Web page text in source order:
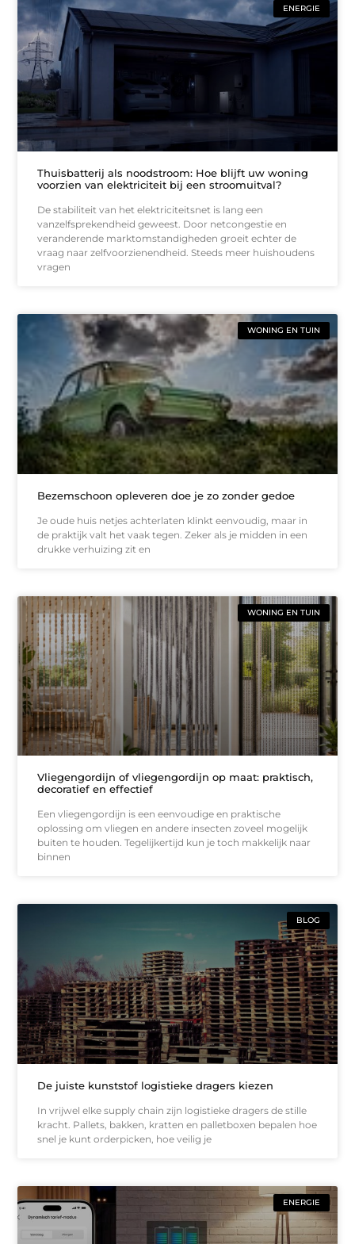
ENERGIE
Thuisbatterij als noodstroom: Hoe blijft uw woning
voorzien van elektriciteit bij een stroomuitval?
De stabiliteit van het elektriciteitsnet is lang een
vanzelfsprekendheid geweest. Door netcongestie en
veranderende marktomstandigheden groeit echter de
vraag naar zelfvoorzienendheid. Steeds meer huishoudens
vragen
WONING EN TUIN
Bezemschoon opleveren doe je zo zonder gedoe
Je oude huis netjes achterlaten klinkt eenvoudig, maar in
de praktijk valt het vaak tegen. Zeker als je midden in een
drukke verhuizing zit en
WONING EN TUIN
Vliegengordijn of vliegengordijn op maat: praktisch,
decoratief en effectief
Een vliegengordijn is een eenvoudige en praktische
oplossing om vliegen en andere insecten zoveel mogelijk
buiten te houden. Tegelijkertijd kun je toch makkelijk naar
binnen
BLOG
De juiste kunststof logistieke dragers kiezen
In vrijwel elke supply chain zijn logistieke dragers de stille
kracht. Pallets, bakken, kratten en palletboxen bepalen hoe
snel je kunt orderpicken, hoe veilig je
ENERGIE